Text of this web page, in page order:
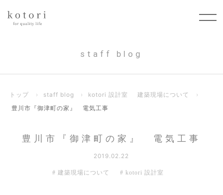
staff blog
トップ › staff blog › kotori 設計室 建築現場について
›
豊川市『御津町の家』 電気工事
豊川市『御津町の家』 電気工事
2019.02.22
建築現場について kotori 設計室